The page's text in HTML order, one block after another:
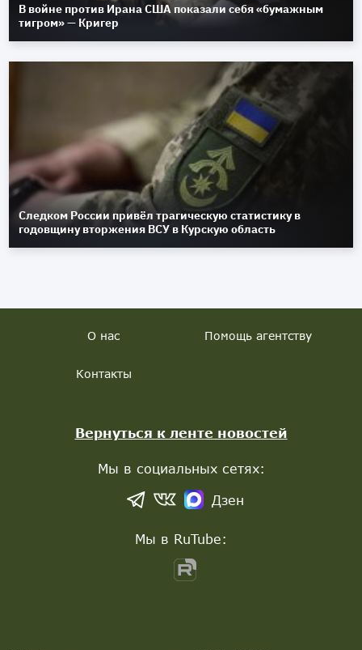
В войне против Ирана США показали себя «бумажным
тигром» — Кригер
Следком России привёл трагическую статистику в
годовщину вторжения ВСУ в Курскую область
О нас Помощь агентству
Контакты
Вернуться к ленте новостей
Мы в социальных сетях:
Дзен
Мы в RuTube: